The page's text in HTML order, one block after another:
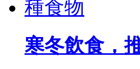
寒冬飲食，